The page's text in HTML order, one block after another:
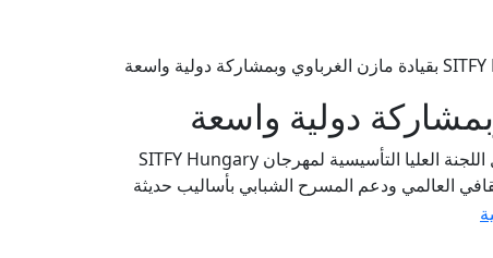
في خطوة جديدة تعكس قوة الحضور المصري في الساحة الثقافية الدولية، أعلن الفنان والمخرج مازن الغرباوي عن تشكيل اللجنة العليا التأسيسية لمهرجان SITFY Hungary
العالمي ودعم المسرح الشبابي بأساليب حديثة